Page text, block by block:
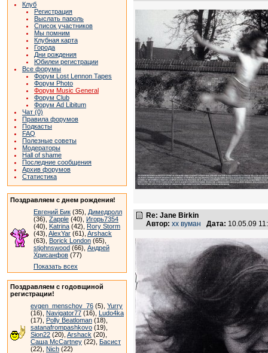
Клуб
Регистрация
Выслать пароль
Список участников
Мы помним
Клубная карта
Города
Дни рождения
Юбилеи регистрации
Все форумы
Форум Lost Lennon Tapes
Форум Photo
Форум Music General
Форум Club
Форум Ad Libitum
Чат (0)
Правила форумов
Подкасты
FAQ
Полезные советы
Модераторы
Hall of shame
Последние сообщения
Архив форумов
Статистика
Поздравляем с днем рождения!
Евгений Бик (35), Димедролл
(36), Zapple (40), Игорь7354
(40), Katrina (42), Rory Storm
(43), AlexYar (61), Arshack
(63), Borick London (65),
stjohnswood (66), Андрей
Хрисанфов (77)
Показать всех
Поздравляем с годовщиной
регистрации!
evgen_menschov_76 (5), Yurry
(16), Navigator77 (16), Ludo4ka
(17), Polly Beatloman (18),
satanafrompashkovo (19),
Sion22 (20), Arshack (20),
Саша McCartney (22), Басист
(22), Nich (22)
Re: Jane Birkin
Автор: хх вуман Дата: 10.05.09